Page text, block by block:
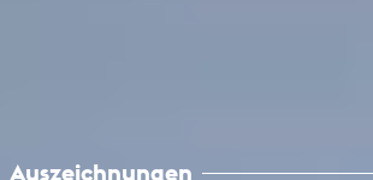
Auszeichnungen